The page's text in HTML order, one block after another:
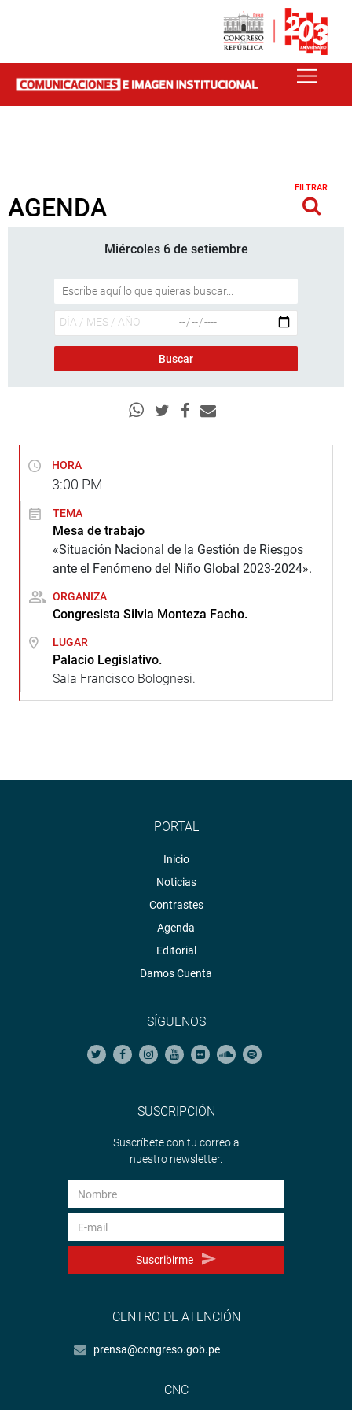
AGENDA
FILTRAR
Miércoles 6 de setiembre
HORA
3:00 PM
TEMA
Mesa de trabajo
«Situación Nacional de la Gestión de Riesgos
ante el Fenómeno del Niño Global 2023-2024».
ORGANIZA
Congresista Silvia Monteza Facho.
LUGAR
Palacio Legislativo.
Sala Francisco Bolognesi.
PORTAL
Inicio
Noticias
Contrastes
Agenda
Editorial
Damos Cuenta
SÍGUENOS
SUSCRIPCIÓN
Suscríbete con tu correo a
nuestro newsletter.
Suscribirme
CENTRO DE ATENCIÓN
prensa@congreso.gob.pe
CNC